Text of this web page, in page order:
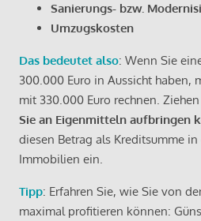
Sanierungs- bzw.
Umzugskosten
Das bedeutet also: Wenn Sie
300.000 Euro in Aussicht haben,
mit 330.000 Euro rechnen.
Sie an Eigenmitteln aufbringen
diesen Betrag als Kreditsumme
Immobilien ein.
Tipp: Erfahren Sie, wie Sie von
maximal profitieren können: